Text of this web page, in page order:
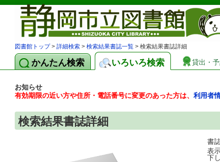
図書館トップ> 詳細検索 > 検索結果書誌一覧 > 検索結果書誌詳細
かんたん検索 いろいろ検索 貸出・
お知らせ
有効期限の近い方や住所・電話番号に変更のあった方は、 利用者
検索結果書誌詳細
書
表
下